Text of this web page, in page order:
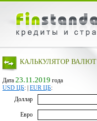
КАЛЬКУЛЯТОР ВАЛЮТ
Дата 23.11.2019 года
USD ЦБ: EUR ЦБ:
Доллар
Евро